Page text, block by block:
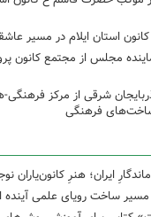
استان ایلام در مسیر
مجلس از مجتمع کانون
شرقی از مرکز فرهنگی‌-
فرهنگی
ایران؛ هنرِ کانون‌یاران
ساخت رویای علمی آینده